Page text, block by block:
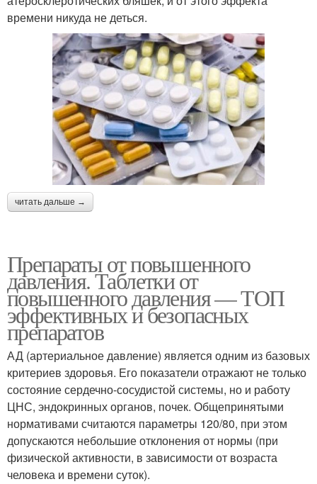
времени никуда не деться.
читать дальше →
Препараты от повышенного
давления. Таблетки от
повышенного давления — ТОП
эффективных и безопасных
препаратов
АД (артериальное давление) является одним из базовых
критериев здоровья. Его показатели отражают не только
состояние сердечно-сосудистой системы, но и работу
ЦНС, эндокринных органов, почек. Общепринятыми
нормативами считаются параметры 120/80, при этом
допускаются небольшие отклонения от нормы (при
физической активности, в зависимости от возраста
человека и времени суток).